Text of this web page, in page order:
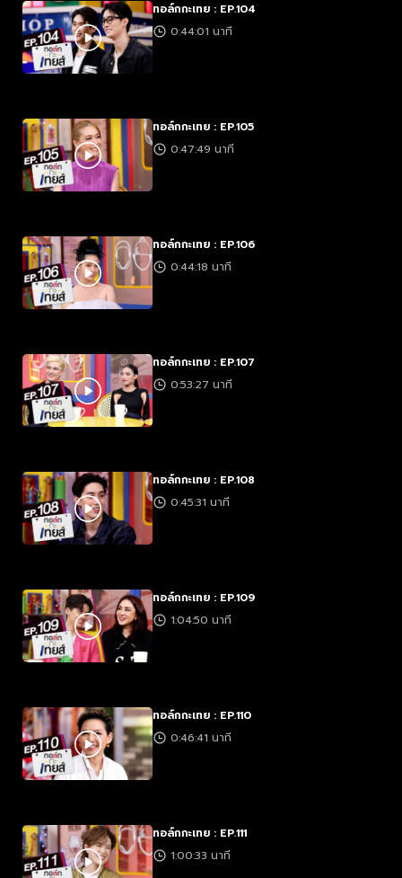
ทอล์กกะเทย : EP.104
0:44:01 นาที
ทอล์กกะเทย : EP.105
0:47:49 นาที
ทอล์กกะเทย : EP.106
0:44:18 นาที
ทอล์กกะเทย : EP.107
0:53:27 นาที
ทอล์กกะเทย : EP.108
0:45:31 นาที
ทอล์กกะเทย : EP.109
1:04:50 นาที
ทอล์กกะเทย : EP.110
0:46:41 นาที
ทอล์กกะเทย : EP.111
1:00:33 นาที